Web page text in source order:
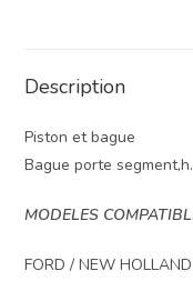
Description
Piston et bague
Bague porte
MODELES
FORD / NEW